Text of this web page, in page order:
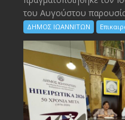
του Αυγούστου
ΔΗΜΟΣ ΙΩΑΝΝΙΤΩΝ